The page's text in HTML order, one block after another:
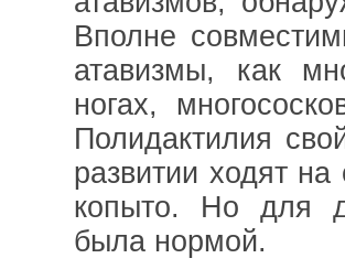
Вполне
атавизмы, как
ногах,
Полидактилия
развитии ходят
копыто. Но для
была нормой.